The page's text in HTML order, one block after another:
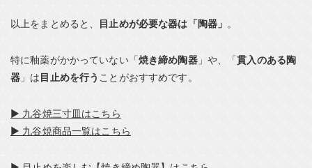
以上をまとめると、 目止めが必要な器は「陶器」 。
特に釉薬がかかっていない「焼き締め陶器」や、「貫入のある陶
器 」は目止めを行う ことがおすすめです。
▶ 九谷焼三寸皿はこちら
▶ 九谷焼商品一覧はこちら